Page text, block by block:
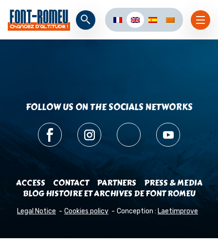
FOLLOW US ON THE SOCIALS NETWORKS
ACCESS CONTACT PARTNERS
PRESS & MEDIA
BLOG HISTOIRE ET ARCHIVES DE FONT ROMEU
Legal Notice Cookies policy Conception : Laetimprove